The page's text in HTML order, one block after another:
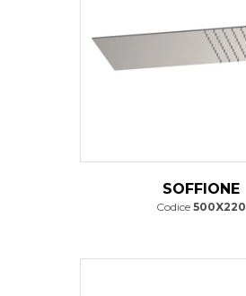
SOFFIONE
Codice 500X220